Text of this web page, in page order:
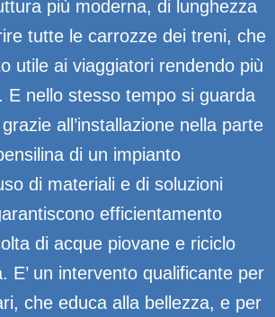
più moderna, di lunghezza
tutte le carrozze dei treni, che
utile ai viaggiatori rendendo più
E nello stesso tempo si guarda
all’installazione nella parte
di un impianto
di materiali e di soluzioni
efficientamento
di acque piovane e riciclo
E’ un intervento qualificante per
che educa alla bellezza, e per